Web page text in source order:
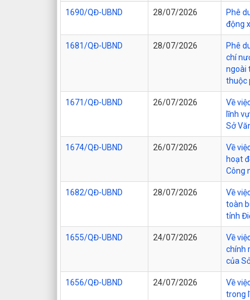
1690/QĐ-UBND 28/07/2026
Phê
động
1681/QĐ-UBND 28/07/2026
Phê
chí
ngoài
thuộc
1671/QĐ-UBND 26/07/2026
Về
lĩnh
Sở
1674/QĐ-UBND 26/07/2026
Về
hoạt
Công
1682/QĐ-UBND 28/07/2026
Về
toàn
tỉnh
1655/QĐ-UBND 24/07/2026
Về
chính
của
1656/QĐ-UBND 24/07/2026
Về
trong